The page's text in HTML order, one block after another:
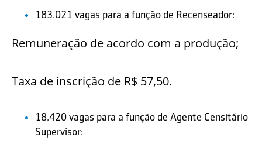
183.021 vagas para a função de Recenseador:
Remuneração de acordo com a produção;
Taxa de inscrição de R$ 57,50.
18.420 vagas para a função de Agente Censitário
Supervisor: